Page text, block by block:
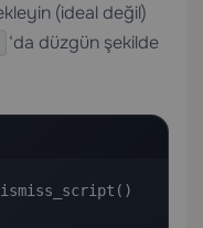
(ideal değil)
‘da düzgün şekilde